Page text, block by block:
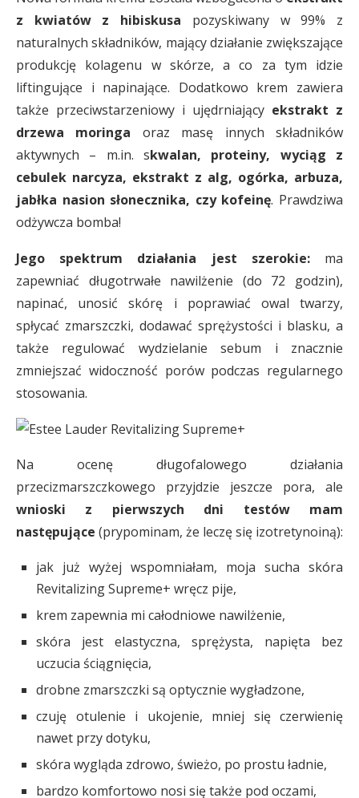
z kwiatów z hibiskusa pozyskiwany w 99% z
naturalnych składników, mający działanie zwiększające
produkcję kolagenu w skórze, a co za tym idzie
liftingujące i napinające. Dodatkowo krem zawiera
także przeciwstarzeniowy i ujędrniający ekstrakt z
drzewa moringa oraz masę innych składników
aktywnych – m.in. skwalan, proteiny, wyciąg z
cebulek narcyza, ekstrakt z alg, ogórka, arbuza,
jabłka nasion słonecznika, czy kofeinę. Prawdziwa
odżywcza bomba!
Jego spektrum działania jest szerokie:ma
zapewniać długotrwałe nawilżenie (do 72 godzin),
napinać, unosić skórę i poprawiać owal twarzy,
spłycać zmarszczki, dodawać sprężystości i blasku, a
także regulować wydzielanie sebum i znacznie
zmniejszać widoczność porów podczas regularnego
stosowania.
Na ocenę długofalowego działania
przecizmarszczkowego przyjdzie jeszcze pora, ale
wnioski z pierwszych dni testów mam
następujące (prypominam, że leczę się izotretynoiną):
jak już wyżej wspomniałam, moja sucha skóra
Revitalizing Supreme+ wręcz pije,
krem zapewnia mi całodniowe nawilżenie,
skóra jest elastyczna, sprężysta, napięta bez
uczucia ściągnięcia,
drobne zmarszczki są optycznie wygładzone,
czuję otulenie i ukojenie, mniej się czerwienię
nawet przy dotyku,
skóra wygląda zdrowo, świeżo, po prostu ładnie,
bardzo komfortowo nosi się także pod oczami,